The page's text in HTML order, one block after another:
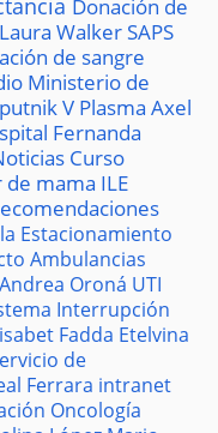
Donación de
WalkerSAPS
de sangre
Ministerio de
V Plasma Axel
Fernanda
Curso
de mama ILE
Estacionamiento
Ambulancias
Andrea Oroná UTI
Interrupción
Fadda Etelvina
de
Ferrara intranet
Oncología